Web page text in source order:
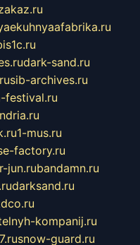
dark-sand.ru
sib-archives.ru
festival.ru
1-mus.ru
factory.ru
jun.rubandamn.ru
darksand.ru
kompanij.ru
snow-guard.ru